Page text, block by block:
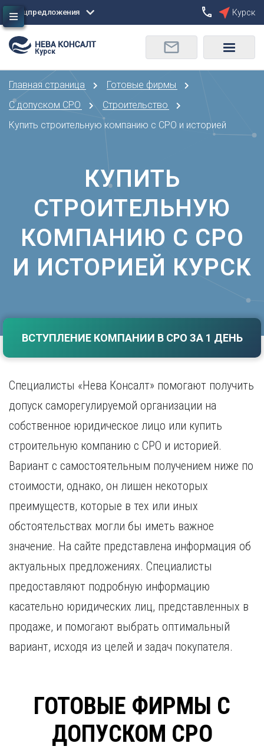
Сбросить
Москва
Санкт-Петербург
Астрахань
Брянск
В
Владивосток
Владикавказ
Владимир
Волгоград
Екатеринбург
И
Ижевск
Калининград
Калуга
Киров
Краснодар
Красноярск
Курск
Л
Липецк
М
Магнитогорск
Мурманск
Нижний Новгород
Новокузнецк
Новосибирск
О
Орел
Оренбург
П
Р
Рязань
Самара
Саранск
Саратов
Смоленск
Сочи
Ставрополь
Тамбов
Тольятти
Томск
Тула
Тюмень
У
Улан-Удэ
Ульяновск
Уфа
Х
Ч
Челябинск
Череповец
Чита
Спецпредложения Курск
Курск
Главная страница
Готовые фирмы
С допуском СРО
Строительство
Купить строительную компанию с СРО и историей
КУПИТЬ
СТРОИТЕЛЬНУЮ
КОМПАНИЮ С СРО
И ИСТОРИЕЙ КУРСК
ВСТУПЛЕНИЕ КОМПАНИИ В СРО ЗА 1 ДЕНЬ
Специалисты «Нева Консалт» помогают получить
допуск саморегулируемой организации на
собственное юридическое лицо или купить
строительную компанию с СРО и историей.
Вариант с самостоятельным получением ниже по
стоимости, однако, он лишен некоторых
преимуществ, которые в тех или иных
обстоятельствах могли бы иметь важное
значение. На сайте представлена информация об
актуальных предложениях. Специалисты
предоставляют подробную информацию
касательно юридических лиц, представленных в
продаже, и помогают выбрать оптимальный
вариант, исходя из целей и задач покупателя.
ГОТОВЫЕ ФИРМЫ С
ДОПУСКОМ СРО